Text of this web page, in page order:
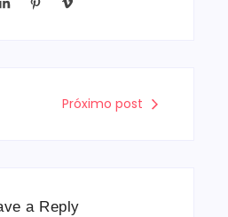
Próximo post
a Reply